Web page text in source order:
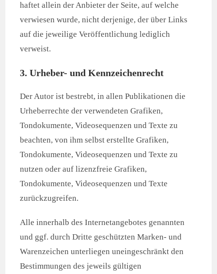
haftet allein der Anbieter der Seite, auf welche
verwiesen wurde, nicht derjenige, der über Links
auf die jeweilige Veröffentlichung lediglich
verweist.
3. Urheber- und Kennzeichenrecht
Der Autor ist bestrebt, in allen Publikationen die
Urheberrechte der verwendeten Grafiken,
Tondokumente, Videosequenzen und Texte zu
beachten, von ihm selbst erstellte Grafiken,
Tondokumente, Videosequenzen und Texte zu
nutzen oder auf lizenzfreie Grafiken,
Tondokumente, Videosequenzen und Texte
zurückzugreifen.
Alle innerhalb des Internetangebotes genannten
und ggf. durch Dritte geschützten Marken- und
Warenzeichen unterliegen uneingeschränkt den
Bestimmungen des jeweils gültigen